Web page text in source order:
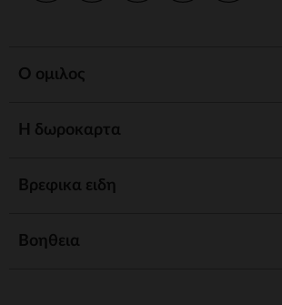
Ο ομιλος
Η δωροκαρτα
Βρεφικα ειδη
Βοηθεια